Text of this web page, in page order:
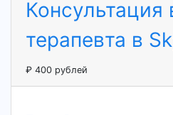
Консультация
терапевта в
₽ 400 рублей